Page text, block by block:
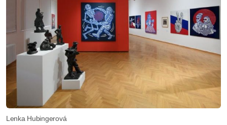
Lenka Hubingerová